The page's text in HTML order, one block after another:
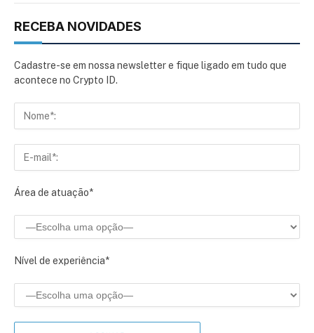
RECEBA NOVIDADES
Cadastre-se em nossa newsletter e fique ligado em tudo que
acontece no Crypto ID.
Área de atuação*
Nível de experiência*